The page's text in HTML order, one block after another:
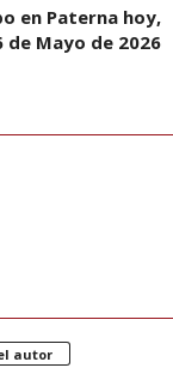
en Paterna hoy,
de Mayo de 2026
autor